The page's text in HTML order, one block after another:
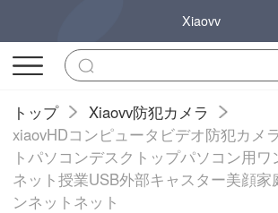
Xiaovv
トップ
Xiaovv防犯カメラ
xiaovHDコンピュータビデオ防犯カメ
トパソコンデスクトップパソコン用
ネット授業USB外部キャスター美顔家
ンネットネット